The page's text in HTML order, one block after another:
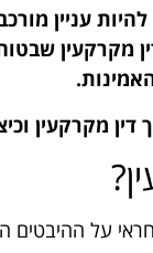
להיות עניין
מקרקעין
דין מקרקעין
על ההיבטים